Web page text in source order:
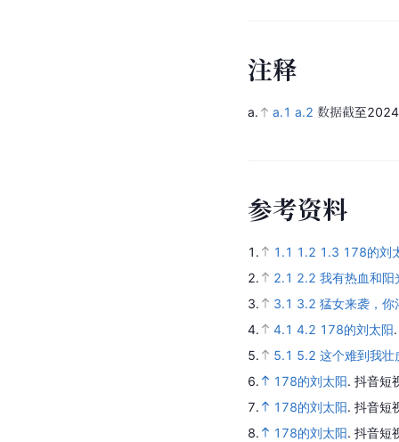
注释
a. a.1 a.2 数据截至
参考资料
1. 1.1 1.2 1.3 178的刘
2.
2.1 2.2 我有热血和阳
3.
3.1 3.2 猛女来袭，你
4.
4.1 4.2 178的刘太阳
5.
5.1 5.2 这个难到我
6.
178的刘太阳. 抖音短
7.
178的刘太阳. 抖音短
8.
178的刘太阳. 抖音短